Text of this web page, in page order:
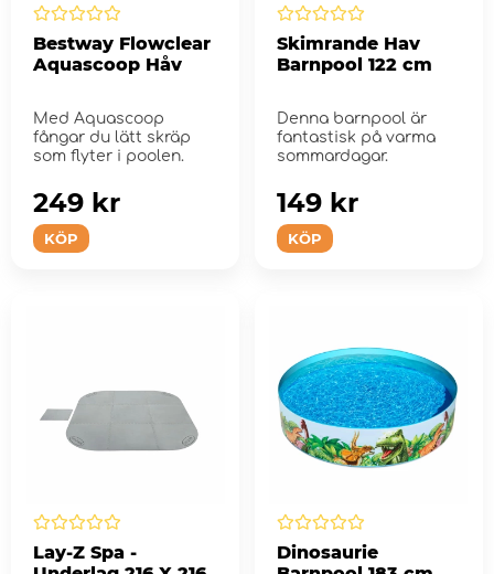
Bestway Flowclear
Aquascoop Håv
Med Aquascoop
fångar du lätt skräp
som flyter i poolen.
KÖP
249 kr
Skimrande Hav
Barnpool 122 cm
Denna barnpool är
fantastisk på varma
sommardagar.
KÖP
149 kr
Lay-Z Spa -
Dinosaurie